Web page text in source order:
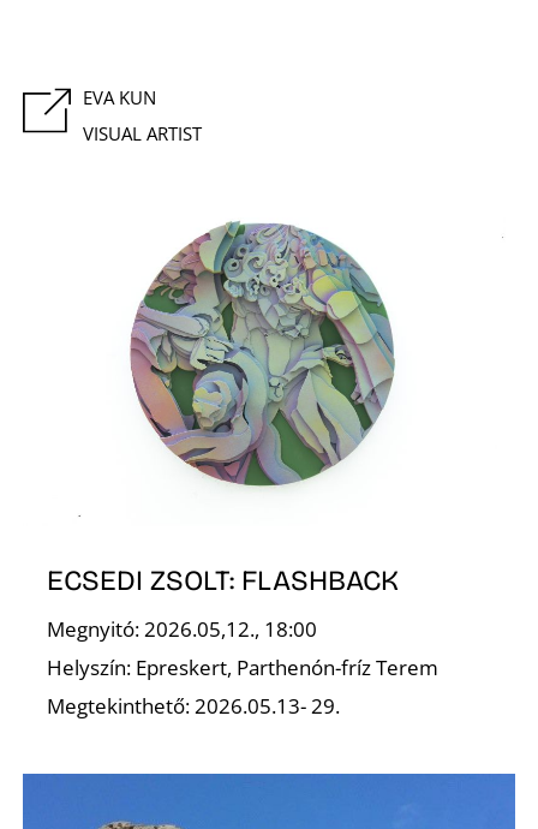
EVA KUN
VISUAL ARTIST
ECSEDI ZSOLT: FLASHBACK
Megnyitó: 2026.05,12., 18:00
Helyszín: Epreskert, Parthenón-fríz Terem
Megtekinthető: 2026.05.13- 29.